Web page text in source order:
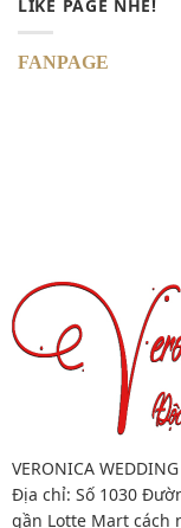
LIKE PAGE NHÉ!
FANPAGE
VERONICA
Địa chỉ: Số 1030
gần Lotte Mart cách